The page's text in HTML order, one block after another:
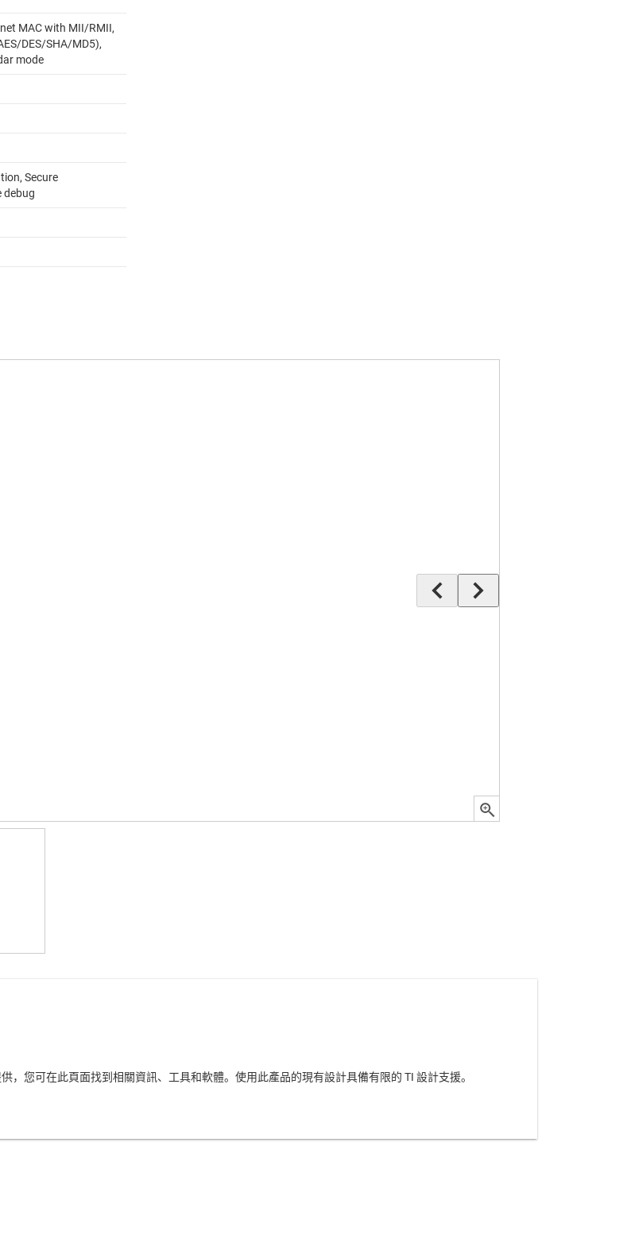
MAC with MII/RMII,
DES/SHA/MD5),
mode
Secure
debug
，您可在此頁面找到相關資訊、工具和軟體。使用此產品的現有設計具備有限的 TI 設計支援。